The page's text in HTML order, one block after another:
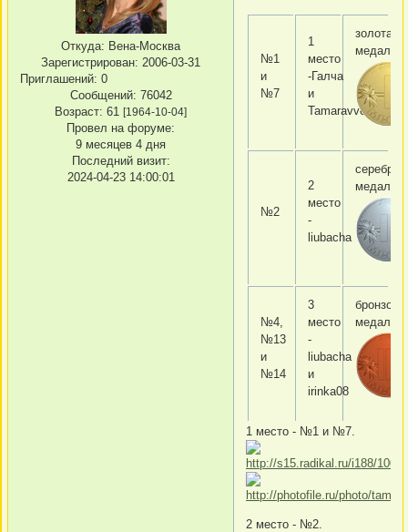
Откуда: Вена-Москва
Зарегистрирован: 2006-03-31
Приглашений: 0
Сообщений: 76042
Возраст: 61 [1964-10-04]
Провел на форуме:
9 месяцев 4 дня
Последний визит:
2024-04-23 14:00:01
№1
и
№7
1
место
-Галча
и
Tamaravvo
золотая
медаль
№2
2
место
-
liubacha
медаль
№4,
№13
и
№14
3
место
-
liubacha
и
irinka08
медаль
1 место - №1 и №7.
2 место - №2.